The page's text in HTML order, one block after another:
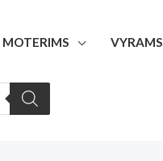
MOTERIMS VYRAMS